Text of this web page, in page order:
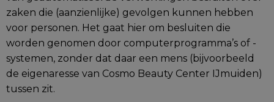
zaken die (aanzienlijke) gevolgen kunnen hebben
voor personen. Het gaat hier om besluiten die
worden genomen door computerprogramma’s of -
systemen, zonder dat daar een mens (bijvoorbeeld
de eigenaresse van Cosmo Beauty Center IJmuiden)
tussen zit.